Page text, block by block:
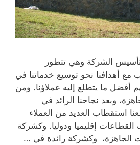
تأسيس الشركة وهي تتطور
أهدافنا نحو توسيع خدماتنا في
أفضل ما يتطلع إليه عملاؤنا. ومن
وبعد نجاحنا الرائد في
استقطاب العديد من العملاء
إقليميا ودوليا. وكشركة
الجاهزة، وكشركة رائدة في …